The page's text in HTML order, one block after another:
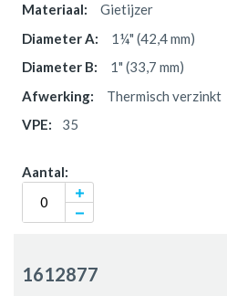
Gietijzer
1¼" (42,4 mm)
1" (33,7 mm)
Thermisch verzinkt
35
1612877